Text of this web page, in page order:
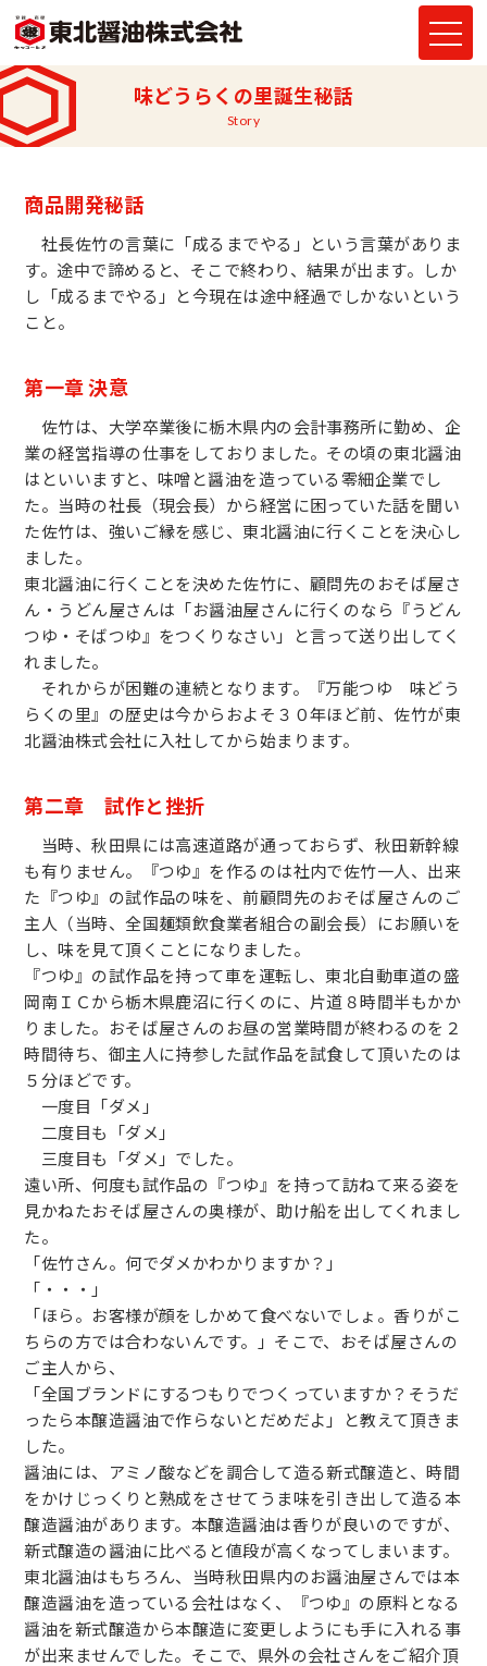
味どうらくの里誕生秘話
story
商品開発秘話
社長佐竹の言葉に「成るまでやる」という言葉がありま
す。途中で諦めると、そこで終わり、結果が出ます。しか
し「成るまでやる」と今現在は途中経過でしかないという
こと。
第一章 決意
佐竹は、大学卒業後に栃木県内の会計事務所に勤め、企
業の経営指導の仕事をしておりました。その頃の東北醤油
はといいますと、味噌と醤油を造っている零細企業でし
た。当時の社長（現会長）から経営に困っていた話を聞い
た佐竹は、強いご縁を感じ、東北醤油に行くことを決心し
ました。
東北醤油に行くことを決めた佐竹に、顧問先のおそば屋さ
ん・うどん屋さんは「お醤油屋さんに行くのなら『うどん
つゆ・そばつゆ』をつくりなさい」と言って送り出してく
れました。
それからが困難の連続となります。『万能つゆ 味どう
らくの里』の歴史は今からおよそ３０年ほど前、佐竹が東
北醤油株式会社に入社してから始まります。
第二章 試作と挫折
当時、秋田県には高速道路が通っておらず、秋田新幹線
も有りません。『つゆ』を作るのは社内で佐竹一人、出来
た『つゆ』の試作品の味を、前顧問先のおそば屋さんのご
主人（当時、全国麺類飲食業者組合の副会長）にお願いを
し、味を見て頂くことになりました。
『つゆ』の試作品を持って車を運転し、東北自動車道の盛
岡南ＩＣから栃木県鹿沼に行くのに、片道８時間半もかか
りました。おそば屋さんのお昼の営業時間が終わるのを２
時間待ち、御主人に持参した試作品を試食して頂いたのは
５分ほどです。
一度目「ダメ」
二度目も「ダメ」
三度目も「ダメ」でした。
遠い所、何度も試作品の『つゆ』を持って訪ねて来る姿を
見かねたおそば屋さんの奥様が、助け船を出してくれまし
た。
「佐竹さん。何でダメかわかりますか？」
「・・・」
「ほら。お客様が顔をしかめて食べないでしょ。香りがこ
ちらの方では合わないんです。」そこで、おそば屋さんの
ご主人から、
「全国ブランドにするつもりでつくっていますか？そうだ
ったら本醸造醤油で作らないとだめだよ」と教えて頂きま
した。
醤油には、アミノ酸などを調合して造る新式醸造と、時間
をかけじっくりと熟成をさせてうま味を引き出して造る本
醸造醤油があります。本醸造醤油は香りが良いのですが、
新式醸造の醤油に比べると値段が高くなってしまいます。
東北醤油はもちろん、当時秋田県内のお醤油屋さんでは本
醸造醤油を造っている会社はなく、『つゆ』の原料となる
醤油を新式醸造から本醸造に変更しようにも手に入れる事
が出来ませんでした。そこで、県外の会社さんをご紹介頂